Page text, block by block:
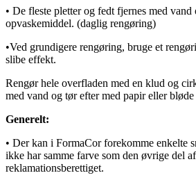
• De fleste pletter og fedt fjernes med
opvaskemiddel. (daglig rengøring)
•Ved grundigere rengøring, bruge et
slibe effekt.
Rengør hele overfladen med en klud og
med vand og tør efter med papir eller
Generelt:
• Der kan i FormaCor forekomme enkelte
ikke har samme farve som den øvrige del
reklamationsberettiget.